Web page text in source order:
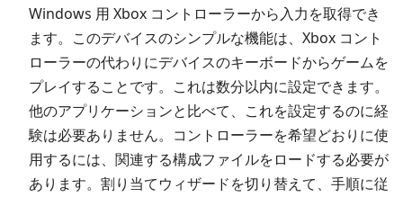
Windows 用 Xbox コントローラーから入力を取得でき
ます。このデバイスのシンプルな機能は、Xbox コント
ローラーの代わりにデバイスのキーボードからゲームを
プレイすることです。これは数分以内に設定できます。
他のアプリケーションと比べて、これを設定するのに経
験は必要ありません。コントローラーを希望どおりに使
用するには、関連する構成ファイルをロードする必要が
あります。割り当てウィザードを切り替えて、手順に従